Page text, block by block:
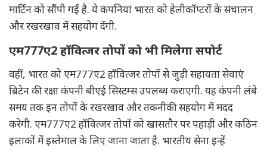
मार्टिन को सौंपी गई है. ये कंपनियां भारत को हेलीकॉप्टरों के संचालन
और रखरखाव में सहयोग देंगी.
एम777ए2 हॉवित्जर तोपों को भी मिलेगा सपोर्ट
वहीं, भारत को एम777ए2 हॉवित्जर तोपों से जुड़ी सहायता सेवाएं
ब्रिटेन की रक्षा कंपनी बीएई सिस्टम्स उपलब्ध कराएगी. यह कंपनी लंबे
समय तक इन तोपों के रखरखाव और तकनीकी सहयोग में मदद
करेगी. एम777ए2 हॉवित्जर तोपों को खासतौर पर पहाड़ी और कठिन
इलाकों में इस्तेमाल के लिए जाना जाता है. भारतीय सेना इन्हें